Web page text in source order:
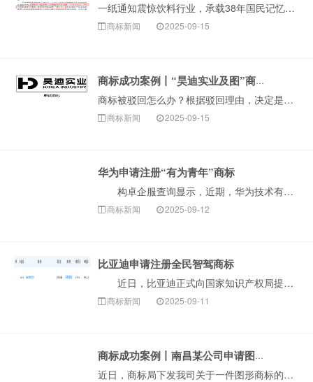
一纸通知震惊饮料行业，承载38年国民记忆的“娃哈哈”品牌可能即将告别舞台。9月12日，娃哈哈集团旗下杭州娃哈哈宏辉食品饮料有限···
商标新闻 2025-09-15
商标成功案例丨“昊迪实业及图”商标驳回复审成功
商标被驳回怎么办？根据驳回理由，决定是否申请驳回复审很关键。比如当商标因近似这种非绝对禁止性原因被驳回，可以尝试争取复审。今天，构卓给大家分享近期成功···
商标新闻 2025-09-15
华为申请注册“有为青年”商标
构卓企服查询显示，近期，华为技术有限公司申请注册3枚“有为青年”商标，国际分类为科学仪器、广告销售，当前商标状态均为等待实质审查。此举表明华为正进···
商标新闻 2025-09-12
比亚迪申请注册全民智驾商标
近日，比亚迪正式向国家知识产权局提交了“全民智驾”商标的注册申请。该商标申请信息已在国家知识产权局官网公示，申请类别为第9类，涵盖电子产品、计算机···
商标新闻 2025-09-11
商标成功案例丨南昌某公司申请图形商标因近似被驳回，复审成功！
近日，商标局下发我司关于一件图形商标的驳回复审决定书。该商标在审查过程中，因与在先商标近似被商标局予以驳回，申请人委托我司代理向商标局提交驳回复审。一···